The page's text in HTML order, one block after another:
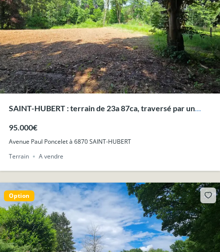
SAINT-HUBERT : terrain de 23a 87ca, traversé par un
95.000€
Avenue Paul Poncelet à 6870 SAINT-HUBERT
Terrain
A vendre
Option